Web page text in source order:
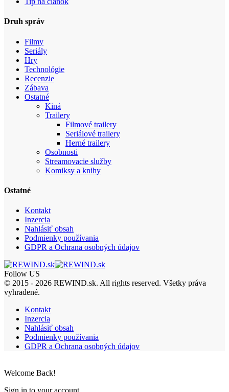
Druh správ
Filmy
Seriály
Hry
Technológie
Recenzie
Zábava
Ostatné
Kiná
Trailery
Filmové trailery
Seriálové trailery
Herné trailery
Osobnosti
Streamovacie služby
Komiksy a knihy
Ostatné
Kontakt
Inzercia
Nahlásiť obsah
Podmienky používania
GDPR a Ochrana osobných údajov
Follow US
© 2015 - 2026 REWIND.sk. All rights reserved. Všetky práva
vyhradené.
Kontakt
Inzercia
Nahlásiť obsah
Podmienky používania
GDPR a Ochrana osobných údajov
Welcome Back!